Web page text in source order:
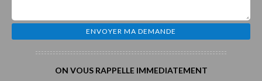
ON VOUS RAPPELLE IMMEDIATEMENT